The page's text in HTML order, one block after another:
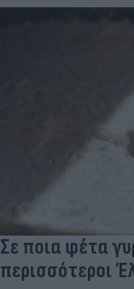
Σε ποια φέτα
περισσότεροι